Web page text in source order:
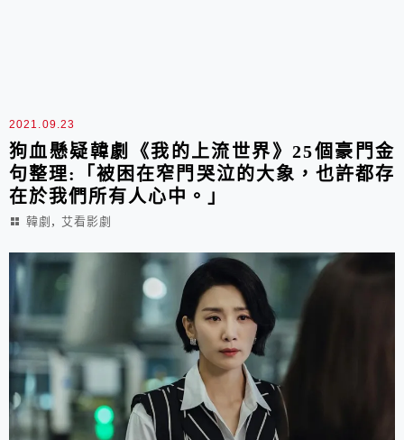
2021.09.23
狗血懸疑韓劇《我的上流世界》25個豪門金
句整理:「被困在窄門哭泣的大象，也許都存
在於我們所有人心中。」
韓劇 , 艾看影劇